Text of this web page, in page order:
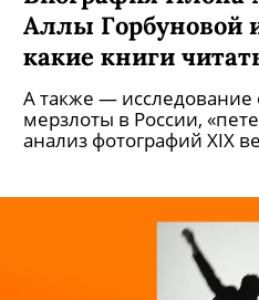
Аллы Горбуновой
какие книги
А также — исследование
мерзлоты в России,
анализ фотографий XIX